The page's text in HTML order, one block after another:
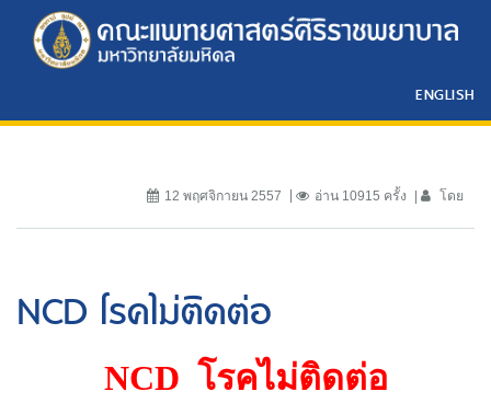
ENGLISH
12 พฤศจิกายน 2557 อ่าน 10915 ครั้ง โดย
NCD โรคไม่ติดต่อ
NCD โรคไม่ติดต่อ